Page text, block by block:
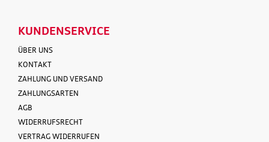
KUNDENSERVICE
ÜBER UNS
KONTAKT
ZAHLUNG UND VERSAND
ZAHLUNGSARTEN
AGB
WIDERRUFSRECHT
VERTRAG WIDERRUFEN